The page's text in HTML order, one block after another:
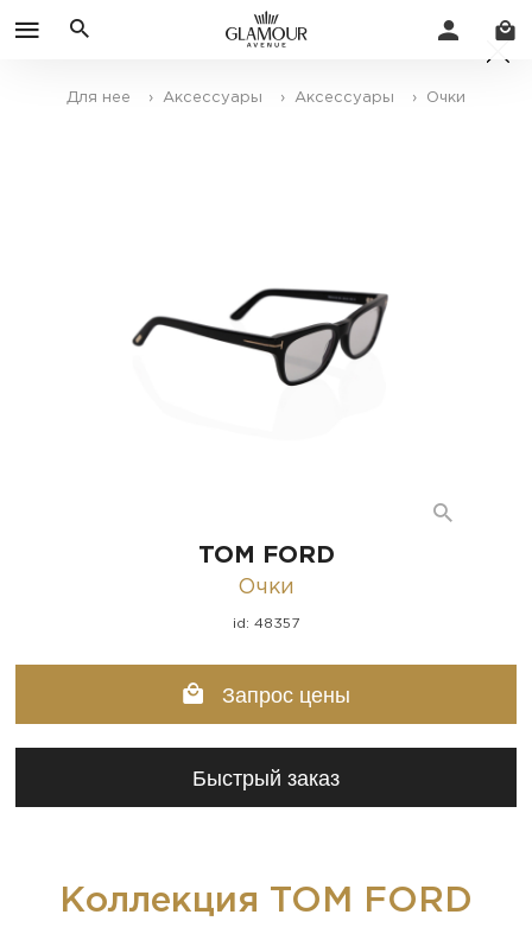
Для нее › Аксессуары › Аксессуары › Очки
TOM FORD
Очки
id: 48357
Запрос цены
Быстрый заказ
Коллекция TOM FORD